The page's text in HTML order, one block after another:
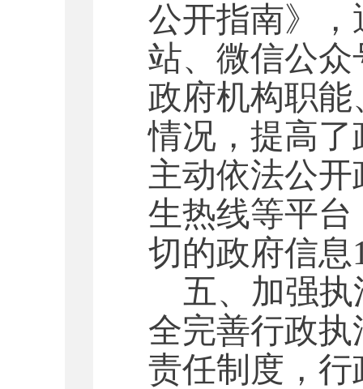
公开指南》
站、微信公
政府机构职
情况，提高了
主动依法公
生热线等平
切的政府信息
五、加强
全完善行政
责任制度，